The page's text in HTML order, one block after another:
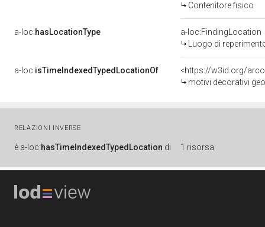
Contenitore fisico
a-loc:hasLocationType
a-loc:FindingLocation
Luogo di
a-loc:isTimeIndexedTypedLocationOf
<https://w3id.org/
motivi decorativi
RELAZIONI INVERSE
è a-loc:hasTimeIndexedTypedLocation di 1 risorsa